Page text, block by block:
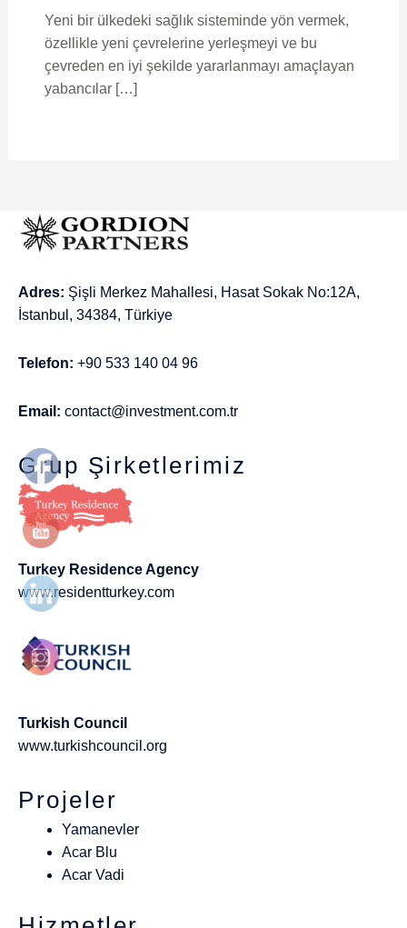
Yeni bir ülkedeki sağlık sisteminde yön vermek,
özellikle yeni çevrelerine yerleşmeyi ve bu
çevreden en iyi şekilde yararlanmayı amaçlayan
yabancılar […]
Adres: Şişli Merkez Mahallesi, Hasat Sokak No:12A,
İstanbul, 34384, Türkiye
Telefon: +90 533 140 04 96
Email: contact@investment.com.tr
Grup Şirketlerimiz
Turkey Residence Agency
www.residentturkey.com
Turkish Council
www.turkishcouncil.org
Projeler
Yamanevler
Acar Blu
Acar Vadi